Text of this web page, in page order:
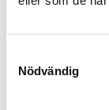
Nödvändig